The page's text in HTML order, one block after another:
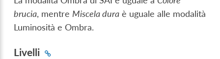
brucia, mentre Miscela dura è uguale alle modalità
Luminosità e Ombra.
Livelli